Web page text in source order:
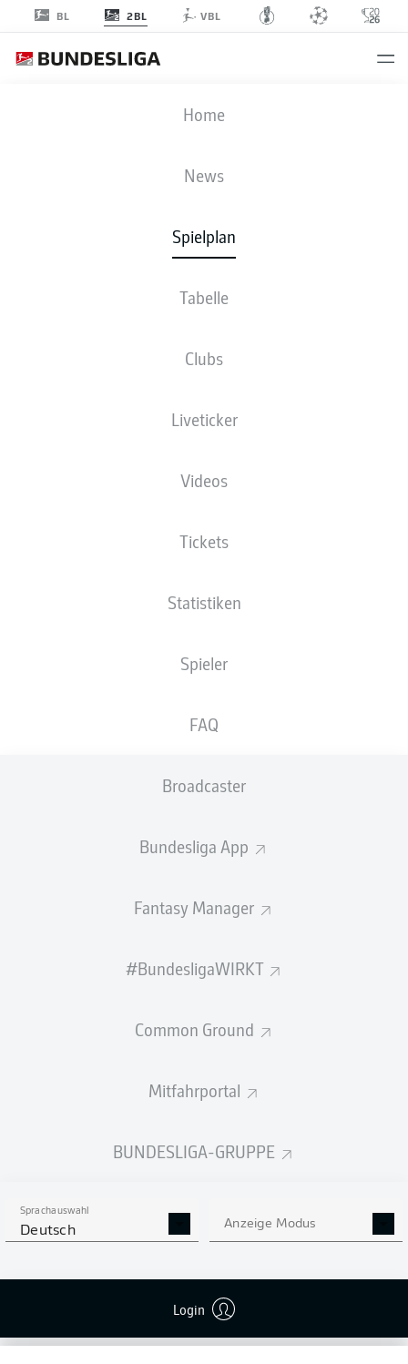
BL 2BL VBL
Home
News
Spielplan
Tabelle
Clubs
Liveticker
Videos
Tickets
Statistiken
Spieler
FAQ
Broadcaster
Bundesliga App
Fantasy Manager
#BundesligaWIRKT
Common Ground
Mitfahrportal
BUNDESLIGA-GRUPPE
Sprachauswahl
Deutsch Anzeige Modus
Login
KSV
AUFSTELLUNGEN
Fr., 06.11.2026 - So., 08.11.2026
Anzeige
DSC Arminia Bielefeld am 11. Spieltag der Saison